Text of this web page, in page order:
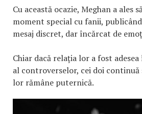
Cu această ocazie, Meghan a ales
moment special cu fanii,
mesaj discret, dar încărcat de
Chiar dacă relația lor a fost
al controverselor, cei doi continuă
lor rămâne puternică.